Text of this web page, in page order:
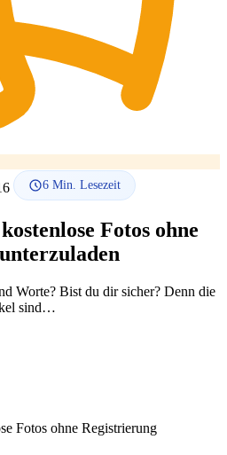
🇩🇪 DE
6 Min. Lesezeit
Fotos ohne
Worte? Bist du dir sicher? Denn die
sind…